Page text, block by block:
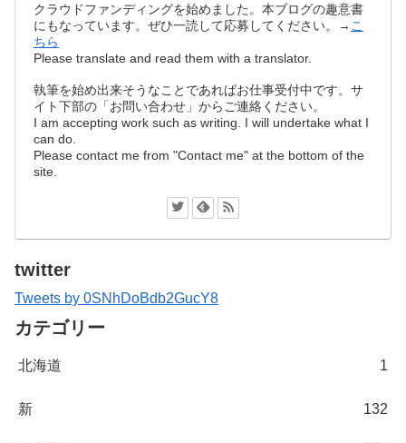
クラウドファンディングを始めました。本ブログの趣意書
にもなっています。ぜひ一読して応募してください。→ こ
ちら
Please translate and read them with a translator.
執筆を始め出来そうなことであればお仕事受付中です。サ
イト下部の「お問い合わせ」からご連絡ください。
I am accepting work such as writing. I will undertake what I
can do.
Please contact me from "Contact me" at the bottom of the
site.
twitter
Tweets by 0SNhDoBdb2GucY8
カテゴリー
北海道 1
新 132